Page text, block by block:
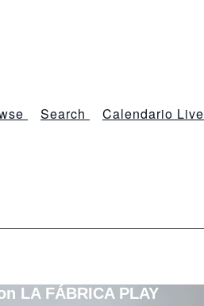
Search Calendario Live
LA FÁBRICA PLAY